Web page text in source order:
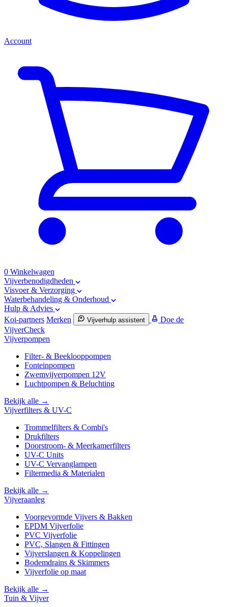
Account
0 Winkelwagen
Vijverbenodigdheden
Visvoer & Verzorging
Waterbehandeling & Onderhoud
Hulp & Advies
Koi-partners Merken Vijverhulp assistent
Doe de
VijverCheck
Vijverpompen
Filter- & Beeklooppompen
Fonteinpompen
Zwemvijverpompen 12V
Luchtpompen & Beluchting
Bekijk alle →
Vijverfilters & UV-C
Trommelfilters & Combi's
Drukfilters
Doorstroom- & Meerkamerfilters
UV-C Units
UV-C Vervanglampen
Filtermedia & Materialen
Bekijk alle →
Vijveraanleg
Voorgevormde Vijvers & Bakken
EPDM Vijverfolie
PVC Vijverfolie
PVC, Slangen & Fittingen
Vijverslangen & Koppelingen
Bodemdrains & Skimmers
Vijverfolie op maat
Bekijk alle →
Tuin & Vijver